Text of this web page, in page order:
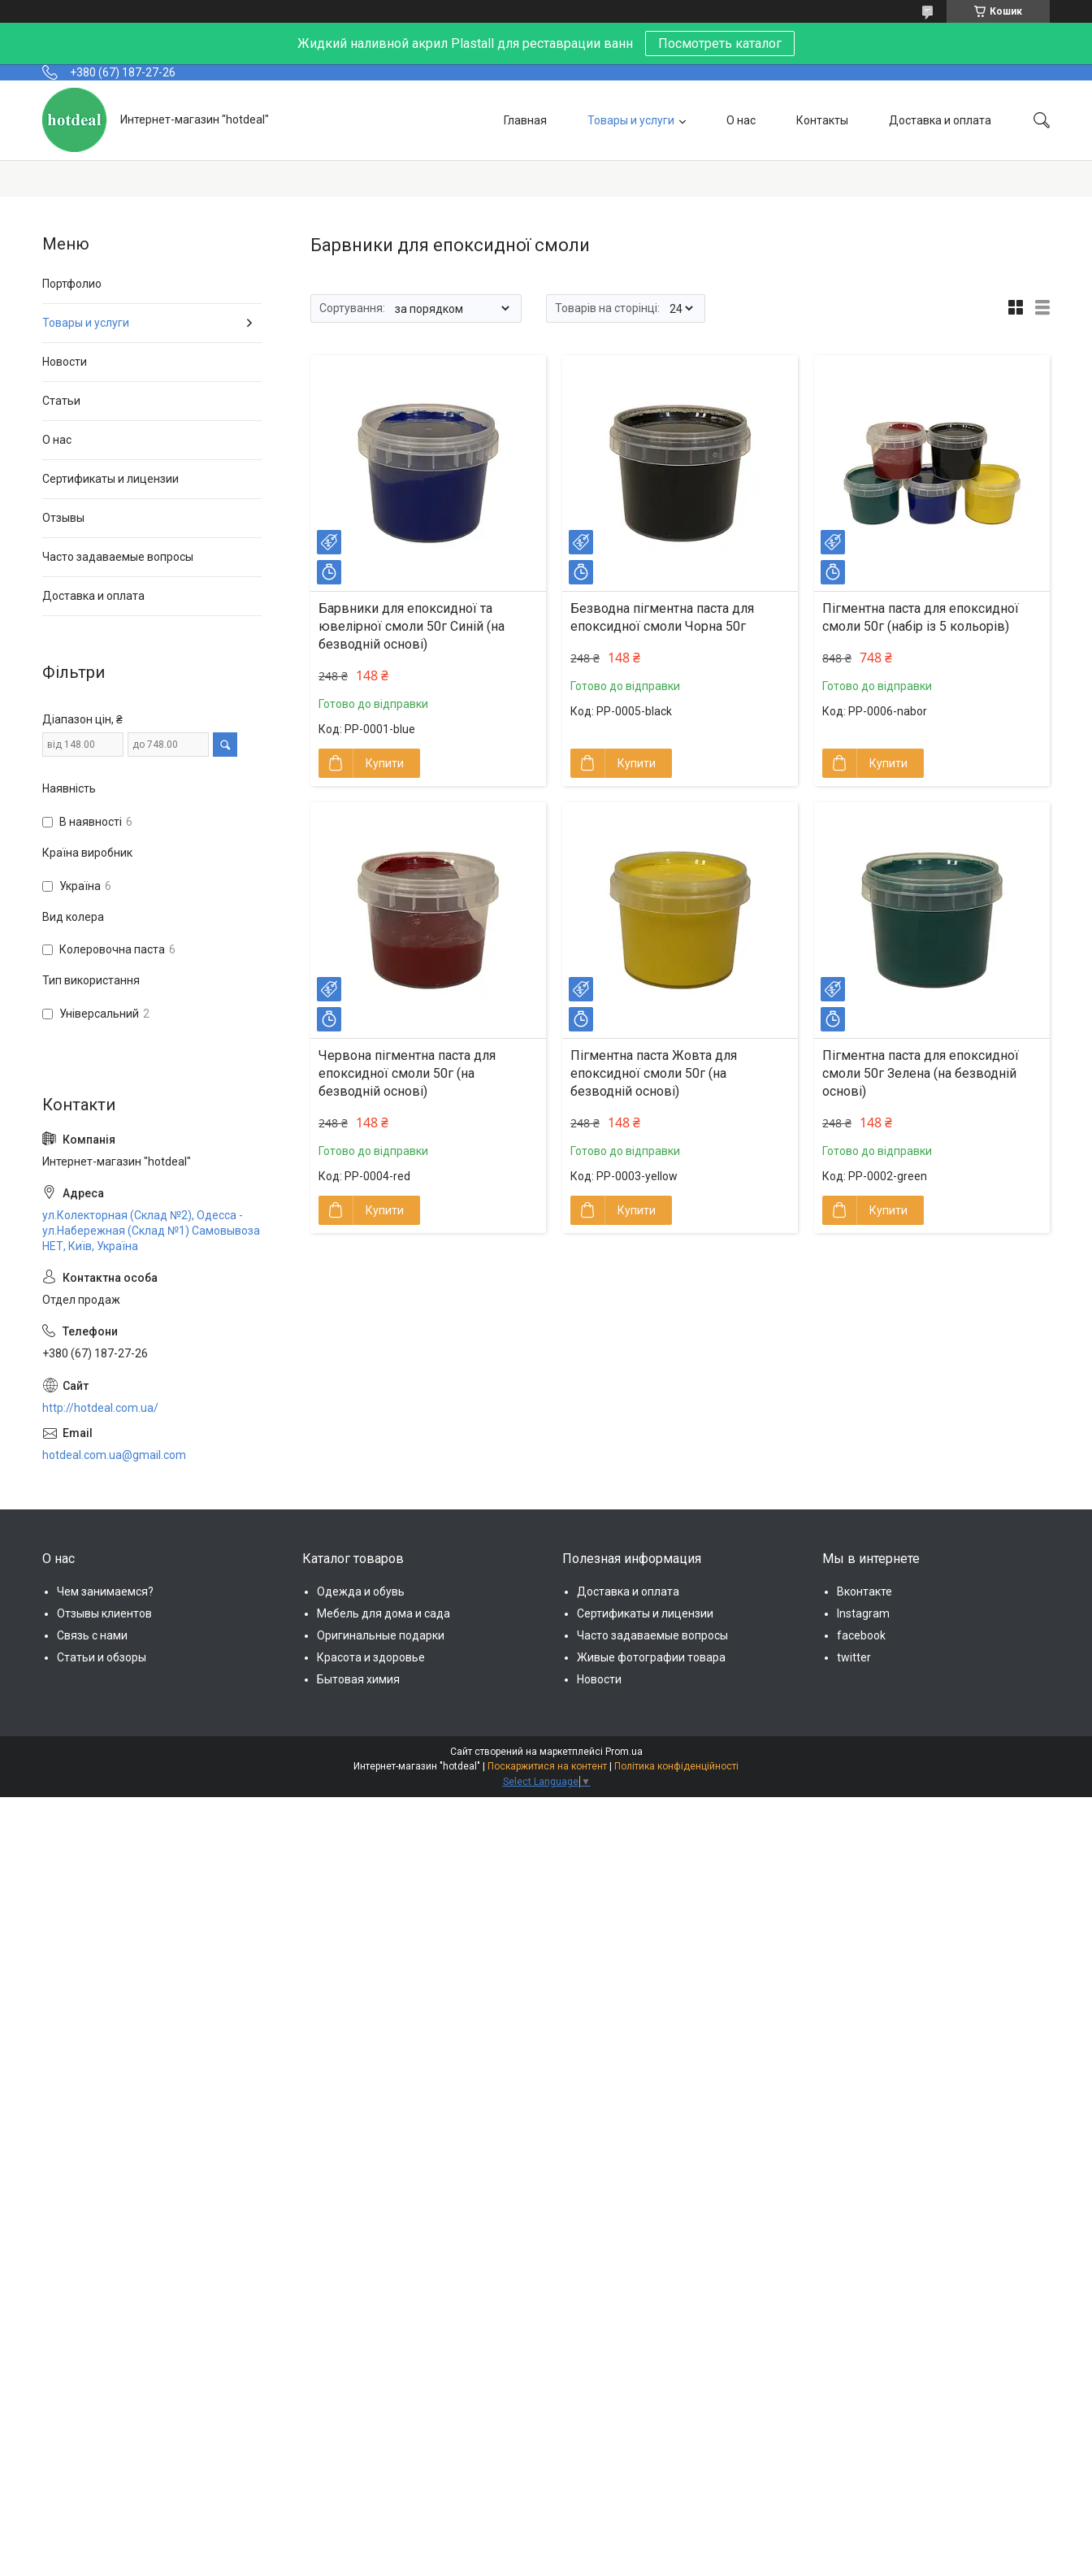
Кошик
Жидкий наливной акрил Plastall для реставрации ванн Посмотреть каталог
+380 (67) 187-27-26
Интернет-магазин "hotdeal" Главная Товары и услуги О нас Контакты Доставка и оплата
Барвники для епоксидної смоли
Барвники для епоксидної та
ювелірної смоли 50г Синій (на
безводній основі)
248 ₴ 148 ₴
Готово до відправки
PP-0001-blue
Купити
Безводна пігментна паста для
епоксидної смоли Чорна 50г
248 ₴ 148 ₴
Готово до відправки
PP-0005-black
Купити
Пігментна паста для епоксидної
смоли 50г (набір із 5 кольорів)
848 ₴ 748 ₴
Готово до відправки
PP-0006-nabor
Купити
Червона пігментна паста для
епоксидної смоли 50г (на
безводній основі)
248 ₴ 148 ₴
Готово до відправки
PP-0004-red
Купити
Пігментна паста Жовта для
епоксидної смоли 50г (на
безводній основі)
248 ₴ 148 ₴
Готово до відправки
PP-0003-yellow
Купити
Пігментна паста для епоксидної
смоли 50г Зелена (на безводній
основі)
248 ₴ 148 ₴
Готово до відправки
PP-0002-green
Купити
Портфолио
Товары и услуги
Новости
Статьи
О нас
Сертификаты и лицензии
Отзывы
Часто задаваемые вопросы
Доставка и оплата
Фільтри
Діапазон цін, ₴
Наявність
В наявності 6
Країна виробник
Україна 6
Вид колера
Колеровочна паста 6
Тип використання
Універсальний 2
Интернет-магазин "hotdeal"
ул.Колекторная (Склад №2), Одесса -
ул.Набережная (Склад №1) Самовывоза
НЕТ, Київ, Україна
Отдел продаж
+380 (67) 187-27-26
http://hotdeal.com.ua/
hotdeal.com.ua@gmail.com
О нас
Чем занимаемся?
Отзывы клиентов
Связь с нами
Статьи и обзоры
Каталог товаров
Одежда и обувь
Мебель для дома и сада
Оригинальные подарки
Красота и здоровье
Бытовая химия
Полезная информация
Доставка и оплата
Сертификаты и лицензии
Часто задаваемые вопросы
Живые фотографии товара
Новости
Мы в интернете
Вконтакте
Instagram
facebook
twitter
Сайт створений на маркетплейсі Prom.ua
Поскаржитися на контент
Політика конфіденційності
Select Language ▼